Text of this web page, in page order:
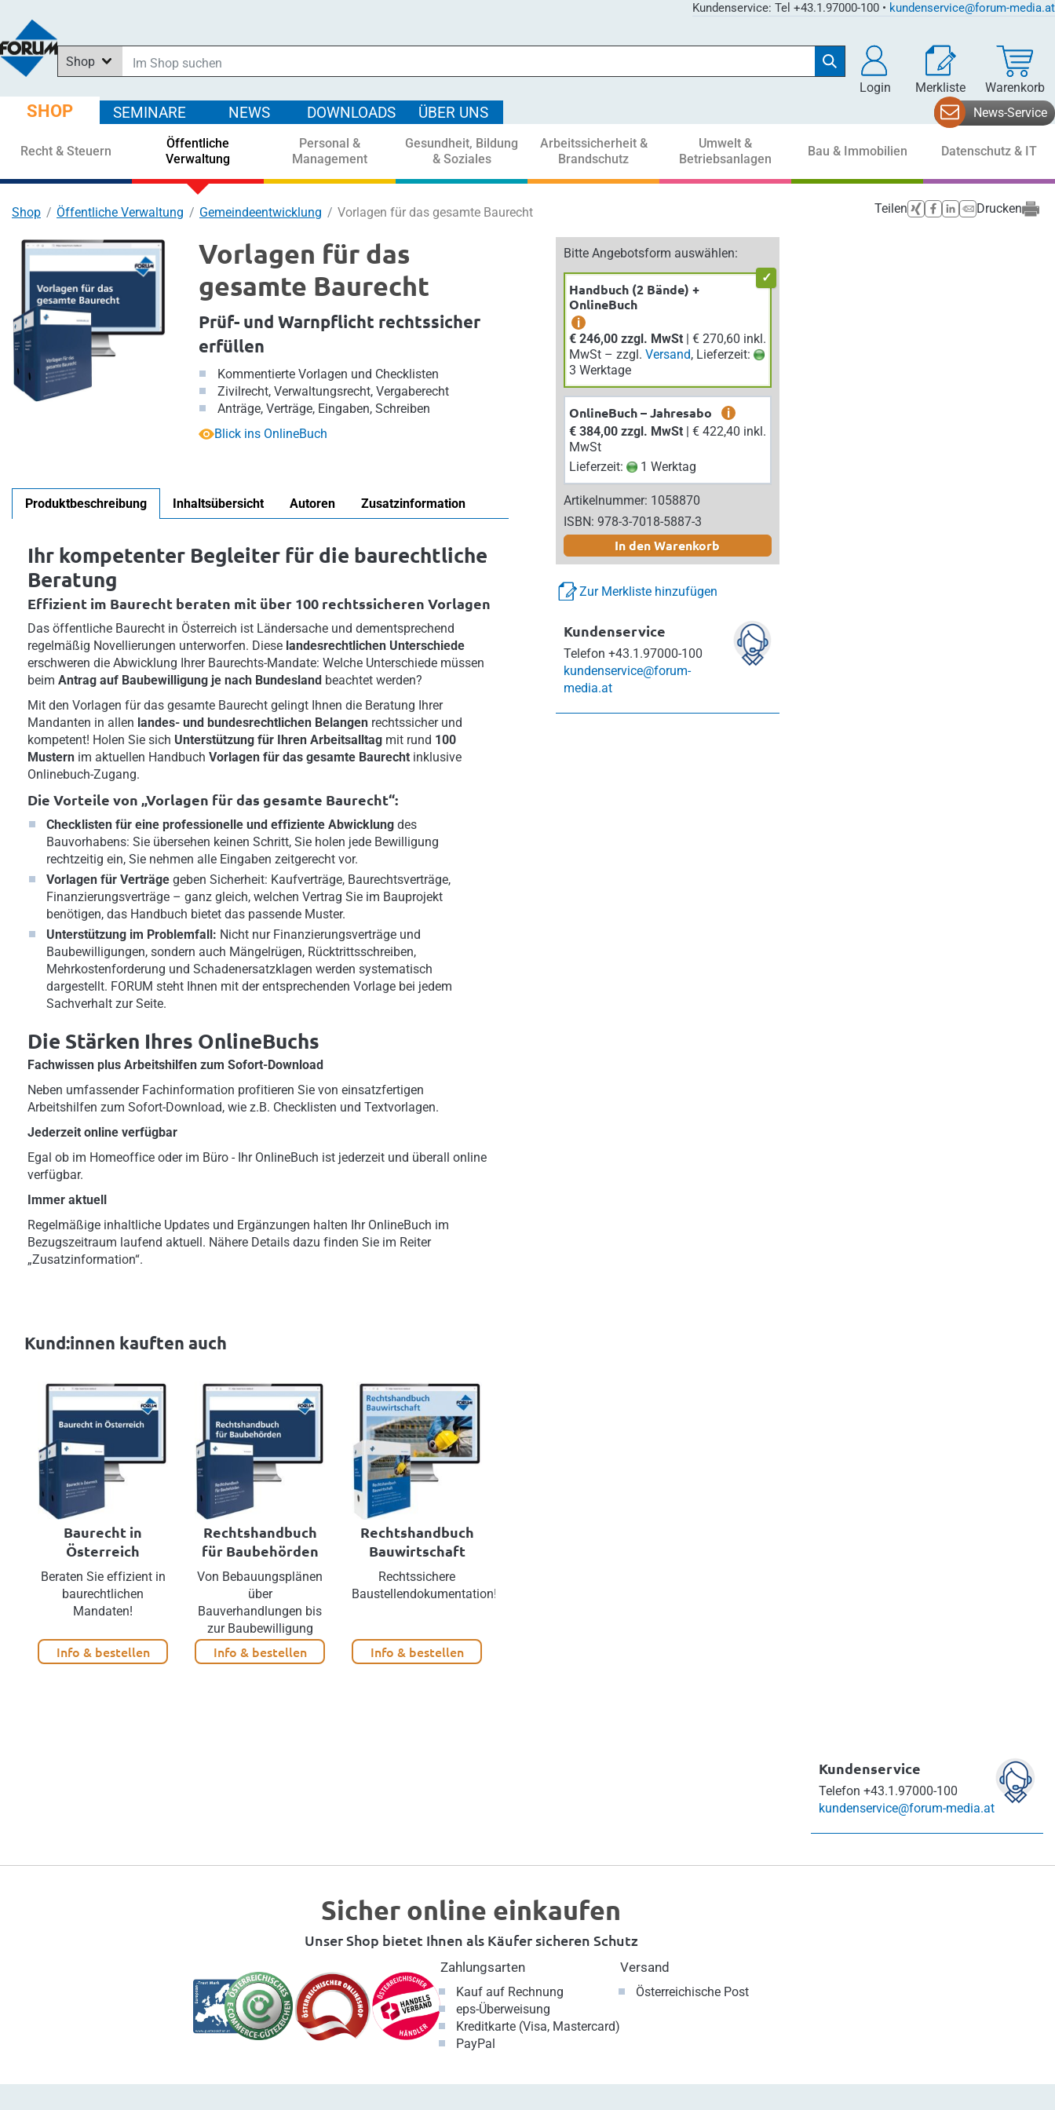
Kundenservice: Tel +43.1.97000-100 • kundenservice@forum-media.at
Shop
In News suchen
In Downloads suchen
In Seminaren suchen
Login Merkliste Warenkorb
SHOP SEMINARE NEWS DOWNLOADS ÜBER UNS News-Service
Recht & Steuern
Öffentliche
Verwaltung
Personal &
Management
Gesundheit, Bildung
& Soziales
Arbeitssicherheit &
Brandschutz
Umwelt &
Betriebsanlagen
Bau & Immobilien Datenschutz & IT
Shop Öffentliche Verwaltung Gemeindeentwicklung Vorlagen für das gesamte Baurecht
Vorlagen für das
gesamte Baurecht
Prüf- und Warnpflicht rechtssicher
erfüllen
Kommentierte Vorlagen und Checklisten
Zivilrecht, Verwaltungsrecht, Vergaberecht
Anträge, Verträge, Eingaben, Schreiben
Blick ins OnlineBuch
Bitte Angebotsform auswählen:
Handbuch (2 Bände) +
OnlineBuch
i
€ 246,00 zzgl. MwSt| € 270,60 inkl.
MwSt – zzgl. Versand, Lieferzeit:
3 Werktage
OnlineBuch – Jahresabo
i
€ 384,00 zzgl. MwSt| € 422,40 inkl.
MwSt
Lieferzeit:
1 Werktag
Artikelnummer: 1058870
ISBN: 978-3-7018-5887-3
In den Warenkorb
Zur Merkliste hinzufügen
Kundenservice
Telefon +43.1.97000-100
kundenservice@forum-
media.at
Produktbeschreibung Inhaltsübersicht Autoren Zusatzinformation
Ihr kompetenter Begleiter für die baurechtliche
Beratung
Effizient im Baurecht beraten mit über 100 rechtssicheren Vorlagen
Das öffentliche Baurecht in Österreich ist Ländersache und dementsprechend
regelmäßig Novellierungen unterworfen. Diese landesrechtlichen Unterschiede
erschweren die Abwicklung Ihrer Baurechts-Mandate: Welche Unterschiede müssen
beim Antrag auf Baubewilligung je nach Bundesland beachtet werden?
Mit den Vorlagen für das gesamte Baurecht gelingt Ihnen die Beratung Ihrer
Mandanten in allen landes- und bundesrechtlichen Belangen rechtssicher und
kompetent! Holen Sie sich Unterstützung für Ihren Arbeitsalltag mit rund 100
Mustern im aktuellen Handbuch Vorlagen für das gesamte Baurecht inklusive
Onlinebuch-Zugang.
Die Vorteile von „Vorlagen für das gesamte Baurecht“:
Checklisten für eine professionelle und effiziente Abwicklung des
Bauvorhabens: Sie übersehen keinen Schritt, Sie holen jede Bewilligung
rechtzeitig ein, Sie nehmen alle Eingaben zeitgerecht vor.
Vorlagen für Verträge geben Sicherheit: Kaufverträge, Baurechtsverträge,
Finanzierungsverträge – ganz gleich, welchen Vertrag Sie im Bauprojekt
benötigen, das Handbuch bietet das passende Muster.
Unterstützung im Problemfall: Nicht nur Finanzierungsverträge und
Baubewilligungen, sondern auch Mängelrügen, Rücktrittsschreiben,
Mehrkostenforderung und Schadenersatzklagen werden systematisch
dargestellt. FORUM steht Ihnen mit der entsprechenden Vorlage bei jedem
Sachverhalt zur Seite.
Die Stärken Ihres OnlineBuchs
Fachwissen plus Arbeitshilfen zum Sofort-Download
Neben umfassender Fachinformation profitieren Sie von einsatzfertigen
Arbeitshilfen zum Sofort-Download, wie z.B. Checklisten und Textvorlagen.
Jederzeit online verfügbar
Egal ob im Homeoffice oder im Büro - Ihr OnlineBuch ist jederzeit und überall online
verfügbar.
Immer aktuell
Regelmäßige inhaltliche Updates und Ergänzungen halten Ihr OnlineBuch im
Bezugszeitraum laufend aktuell. Nähere Details dazu finden Sie im Reiter
„Zusatzinformation“.
Kund:innen kauften auch
Baurecht in
Österreich
Beraten Sie effizient in
baurechtlichen
Mandaten!
Info & bestellen
Rechtshandbuch
für Baubehörden
Von Bebauungsplänen
über
Bauverhandlungen bis
zur Baubewilligung
Info & bestellen
Rechtshandbuch
Bauwirtschaft
Rechtssichere
Baustellendokumentation!
Info & bestellen
Teilen Drucken
Kundenservice
Telefon +43.1.97000-100
kundenservice@forum-media.at
Sicher online einkaufen
Unser Shop bietet Ihnen als Käufer sicheren Schutz
Zahlungsarten
Kauf auf Rechnung
eps-Überweisung
Kreditkarte (Visa, Mastercard)
PayPal
Versand
Österreichische Post